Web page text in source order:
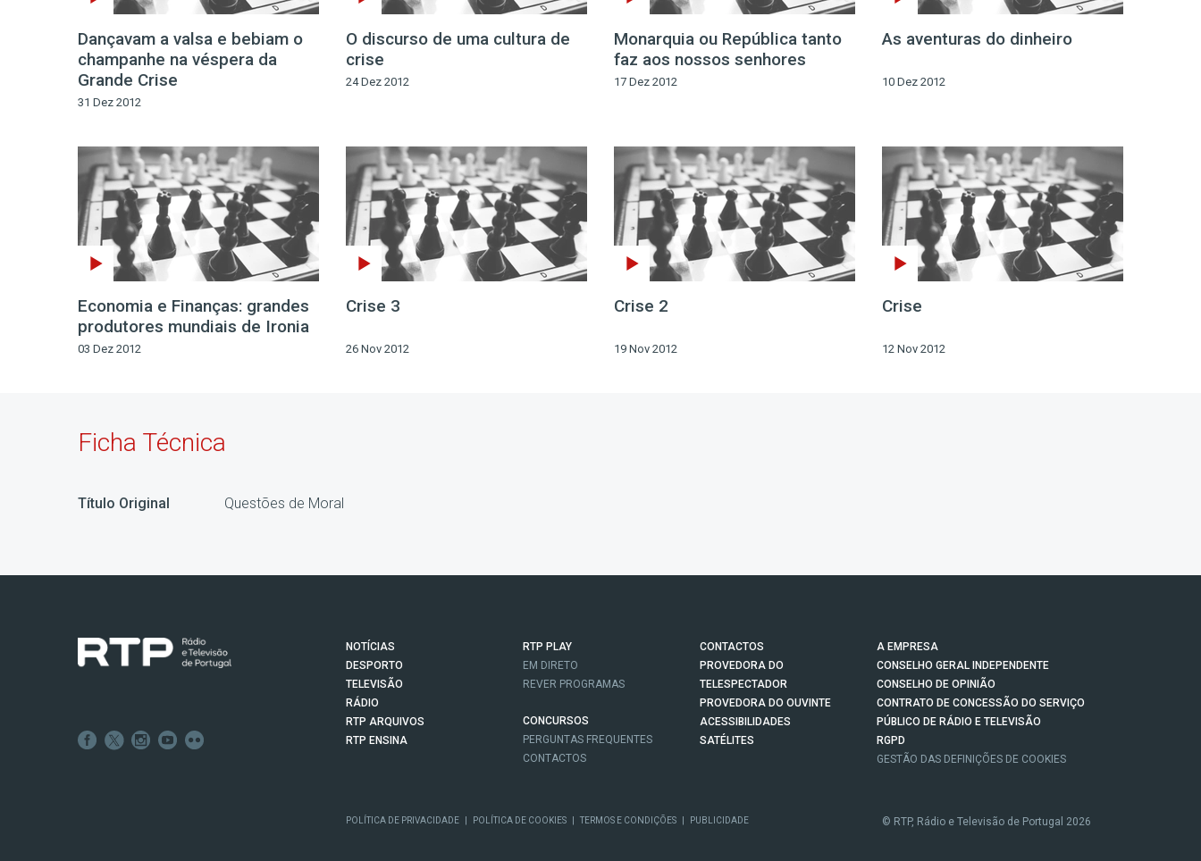
Dançavam a valsa e bebiam o
champanhe na véspera da
Grande Crise
31 Dez 2012
O discurso de uma cultura de
crise
24 Dez 2012
Monarquia ou República tanto
faz aos nossos senhores
17 Dez 2012
As aventuras do dinheiro
10 Dez 2012
Economia e Finanças: grandes
produtores mundiais de Ironia
03 Dez 2012
Crise 3
26 Nov 2012
Crise 2
19 Nov 2012
Crise
12 Nov 2012
Ficha Técnica
Título Original Questões de Moral
NOTÍCIAS
DESPORTO
TELEVISÃO
RÁDIO
RTP ARQUIVOS
RTP ENSINA
RTP PLAY
EM DIRETO
REVER PROGRAMAS
CONCURSOS
PERGUNTAS FREQUENTES
CONTACTOS
CONTACTOS
PROVEDORA DO
TELESPECTADOR
PROVEDORA DO OUVINTE
ACESSIBILIDADES
SATÉLITES
A EMPRESA
CONSELHO GERAL INDEPENDENTE
CONSELHO DE OPINIÃO
CONTRATO DE CONCESSÃO DO SERVIÇO
PÚBLICO DE RÁDIO E TELEVISÃO
RGPD
GESTÃO DAS DEFINIÇÕES DE COOKIES
POLÍTICA DE PRIVACIDADE POLÍTICA DE COOKIES TERMOS E CONDIÇÕES PUBLICIDADE © RTP, Rádio e Televisão de Portugal 2026